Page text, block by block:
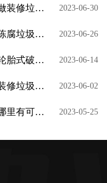
做装修垃圾资源化处理项目挣钱吗？装修垃圾设备价格多少？ 2023-06-30
陈腐垃圾如何资源化处理？陈腐垃圾处理设备有哪些？ 2023-06-26
轮胎式破碎机与履带式破碎机有什么区别？ 价格分别是多少？ 2023-06-14
装修垃圾属于建筑垃圾吗？处理装修垃圾用什么设备比较合适？ 2023-06-02
哪里有可以分期付款的装修垃圾设备？装修垃圾处理设备分期多少钱？ 2023-05-25